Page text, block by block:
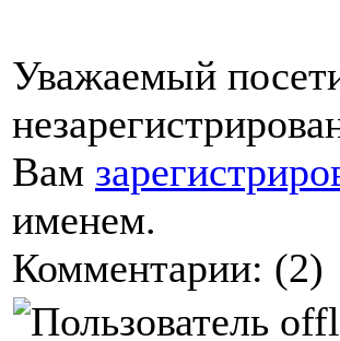
Уважаемый
Вам
именем.
Комментарии: (2)